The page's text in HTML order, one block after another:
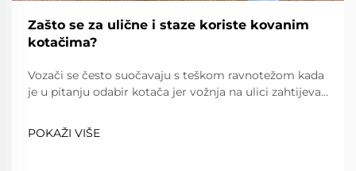
Zašto se za ulične i staze koriste kovanim
kotačima?
Vozači se često suočavaju s teškom ravnotežom kada
je u pitanju odabir kotača jer vožnja na ulici zahtijeva
propisa, dok vožnja na stazi zahtijeva iznimnu lakost,
POKAŽI VIŠE